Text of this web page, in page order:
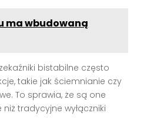
ma wbudowaną
bistabilne często
takie jak ściemnianie czy
To sprawia, że są one
tradycyjne wyłączniki